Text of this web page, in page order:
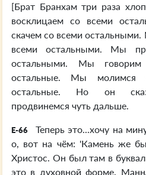
[Брат Бранхам три раза
восклицаем со всеми
скачем со всеми
всеми остальными. Мы
остальными. Мы
остальные. Мы молимся
остальные. Но он
продвинемся чуть дальше.
E-66
Теперь это...хочу на
о, вот на чём: 'Камень же
Христос. Он был там в
это в духовной форме.